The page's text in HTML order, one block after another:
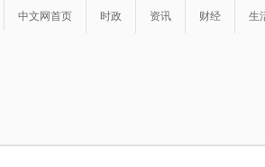
中文网首页 时政 资讯 财经 生